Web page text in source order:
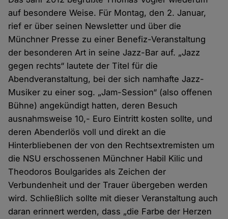
auf besondere Weise. Für Montag, den 2. Januar,
rief er über seinen Newsletter und über die
Münchner Presse zu einer Benefiz-Veranstaltung
der besonderen Art in seine Jazz-Bar auf. „Jazz
gegen rechts“ lautete der Titel für die
Abendveranstaltung, bei der sich namhafte Jazz-
Musiker zu einer sog. „Jam-Session“ (also offenen
Bühne) angekündigt hatten, deren Besuch
ausnahmsweise 10,- Euro Eintritt kosten sollte, und
deren Abenderlös voll und direkt an die
Hinterbliebenen der von den Rechtsextremisten um
die NSU erschossenen Münchner Habil Kilic und
Theodoros Boulgarides als Zeichen der
Verbundenheit und der Trauer übergeben werden
wird. Schließlich sollte mit dieser Veranstaltung auch
daran erinnert werden, dass „die Farbe der Herzen